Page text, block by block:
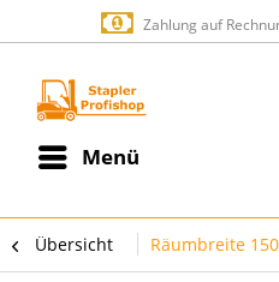
Zahlung auf
Menü
Übersicht Räumbreite